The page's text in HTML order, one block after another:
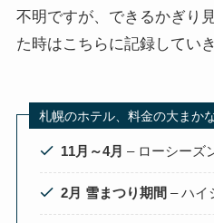
不明ですが、できるかぎり
た時はこちらに記録してい
札幌のホテル、料金の大まか
11月～4月 – ローシーズ
2月 雪まつり期間 – ハイ